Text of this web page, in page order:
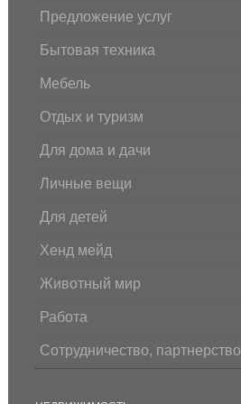
Предложение услуг
Бытовая техника
Мебель
Отдых и туризм
Для дома и дачи
Личные вещи
Для детей
Хенд мейд
Животный мир
Работа
Сотрудничество, партнерство